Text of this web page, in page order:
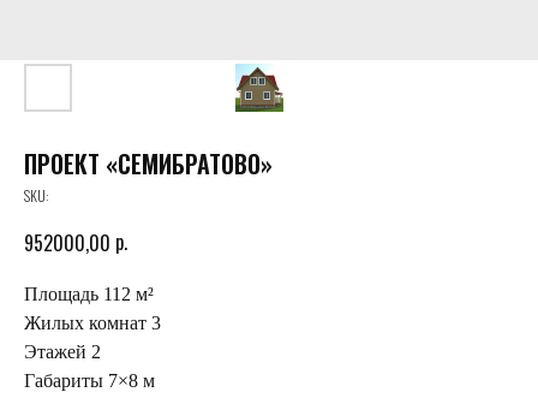
ПРОЕКТ «СЕМИБРАТОВО»
SKU:
952000,00 р.
Площадь 112 м²
Жилых комнат 3
Этажей 2
Габариты 7×8 м